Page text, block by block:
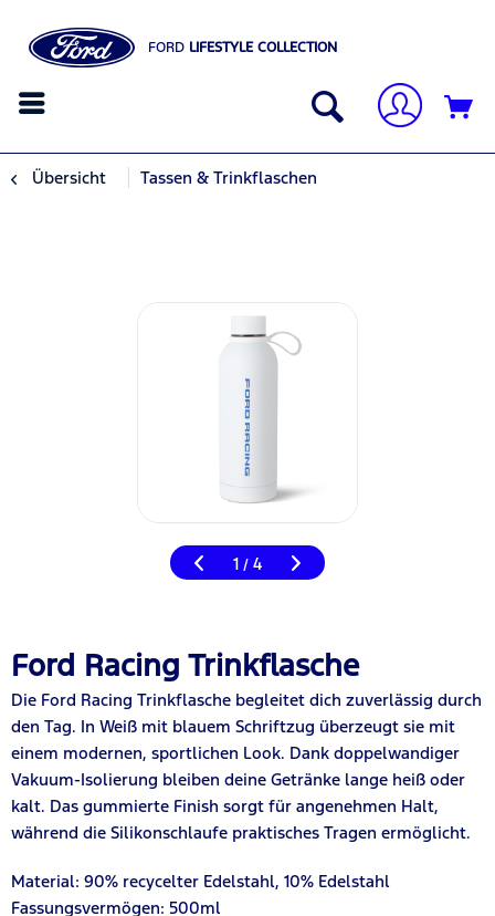
FORD LIFESTYLE COLLECTION
Übersicht Tassen & Trinkflaschen
1 / 4
Ford Racing Trinkflasche
Die Ford Racing Trinkflasche begleitet dich zuverlässig durch
den Tag. In Weiß mit blauem Schriftzug überzeugt sie mit
einem modernen, sportlichen Look. Dank doppelwandiger
Vakuum-Isolierung bleiben deine Getränke lange heiß oder
kalt. Das gummierte Finish sorgt für angenehmen Halt,
während die Silikonschlaufe praktisches Tragen ermöglicht.
Material: 90% recycelter Edelstahl, 10% Edelstahl
Fassungsvermögen: 500ml